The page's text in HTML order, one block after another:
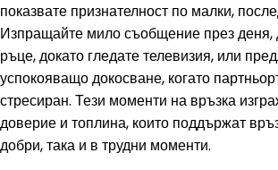
показвате признателност по малки,
Изпращайте мило съобщение през деня,
ръце, докато гледате телевизия, или
успокояващо докосване, когато
стресиран. Тези моменти на връзка
доверие и топлина, които поддържат
добри, така и в трудни моменти.